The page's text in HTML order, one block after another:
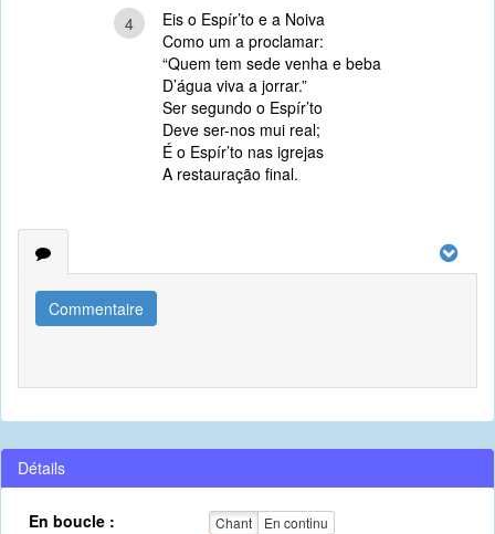
4
Eis o Espír’to e a Noiva
Como um a proclamar:
“Quem tem sede venha e beba
D’água viva a jorrar.”
Ser segundo o Espír’to
Deve ser-nos mui real;
É o Espír’to nas igrejas
A restauração final.
Commentaire
Détails
En boucle : Chant En continu